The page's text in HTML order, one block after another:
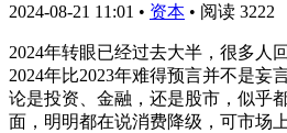
2024-08-21 11:01 • 资本 • 阅读 3222
2024年转眼已经过去大半，很多人
2024年比2023年难得预言并不是妄
论是投资、金融，还是股市，似乎
面，明明都在说消费降级，可市场